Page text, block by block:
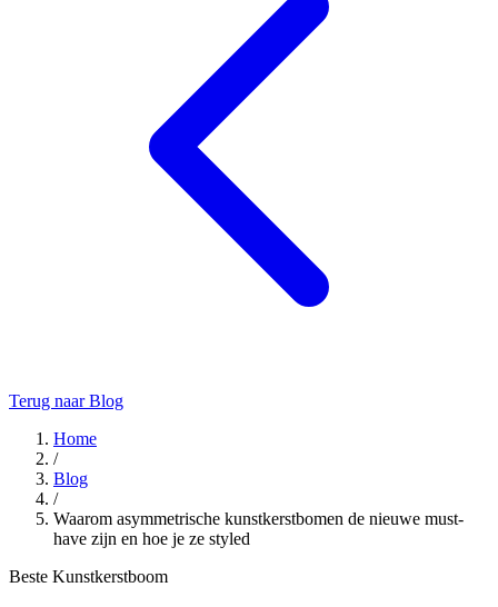
Terug naar Blog
Home
/
Blog
/
Waarom asymmetrische kunstkerstbomen de nieuwe must-
have zijn en hoe je ze styled
Beste Kunstkerstboom